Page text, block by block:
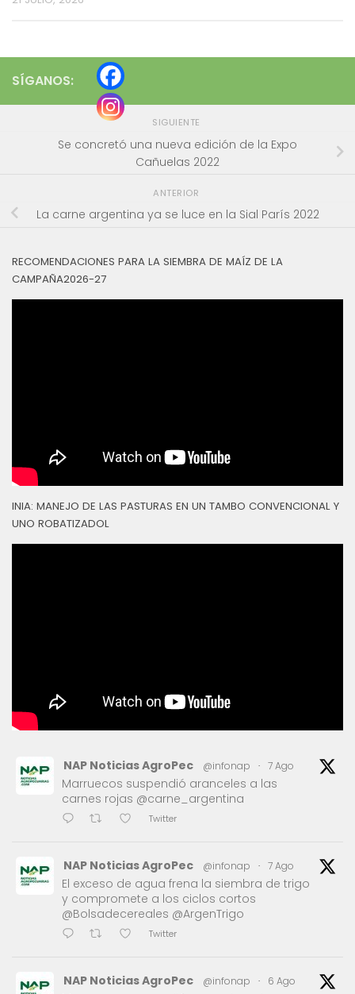
SÍGANOS:
SIGUIENTE
Se concretó una nueva edición de la Expo
Cañuelas 2022
ANTERIOR
La carne argentina ya se luce en la Sial París 2022
RECOMENDACIONES PARA LA SIEMBRA DE MAÍZ DE LA
CAMPAÑA2026-27
INIA: MANEJO DE LAS PASTURAS EN UN TAMBO CONVENCIONAL Y
UNO ROBATIZADOL
NAP Noticias AgroPec @infonap · 7 Ago
Marruecos suspendió aranceles a las
carnes rojas @carne_argentina
Twitter
NAP Noticias AgroPec @infonap · 7 Ago
El exceso de agua frena la siembra de trigo
y compromete a los ciclos cortos
@Bolsadecereales @ArgenTrigo
Twitter
NAP Noticias AgroPec @infonap · 6 Ago